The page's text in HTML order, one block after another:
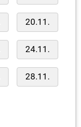
20.11.
24.11.
28.11.